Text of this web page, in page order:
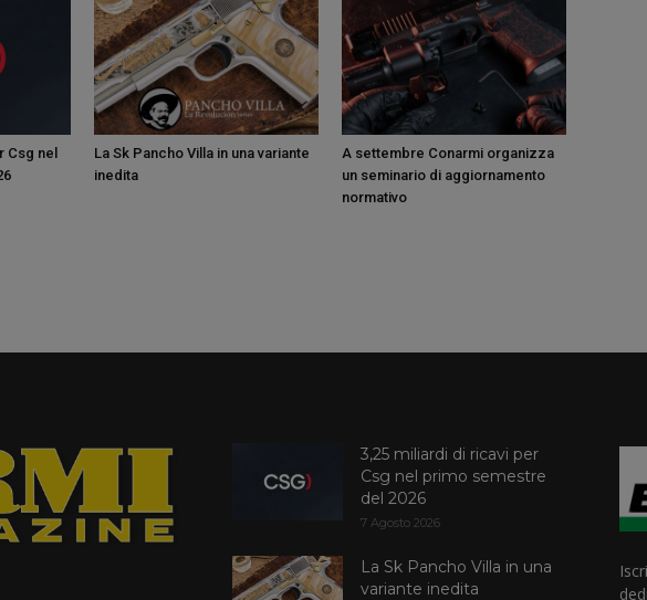
Csg nel
La Sk Pancho Villa in una variante
inedita
A settembre Conarmi organizza
un seminario di aggiornamento
normativo
3,25 miliardi di ricavi per
Csg nel primo semestre
del 2026
7 Agosto 2026
La Sk Pancho Villa in una
variante inedita